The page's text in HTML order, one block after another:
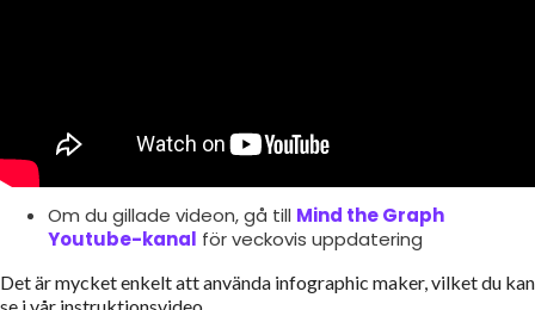
Om du gillade videon, gå till Mind the Graph
Youtube-kanal för veckovis uppdatering
Det är mycket enkelt att använda infographic maker, vilket du kan